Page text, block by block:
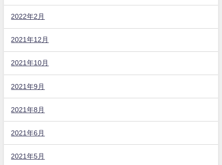
2022年2月
2021年12月
2021年10月
2021年9月
2021年8月
2021年6月
2021年5月